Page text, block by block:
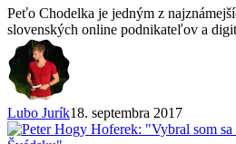
sa
dá
niečo
naučiť“
Sám
Sebe
Pán
PODCAST
06
Peťo Chodelka je jedným z
slovenských online podnikateľov a
Lubo Jurík18. septembra 2017